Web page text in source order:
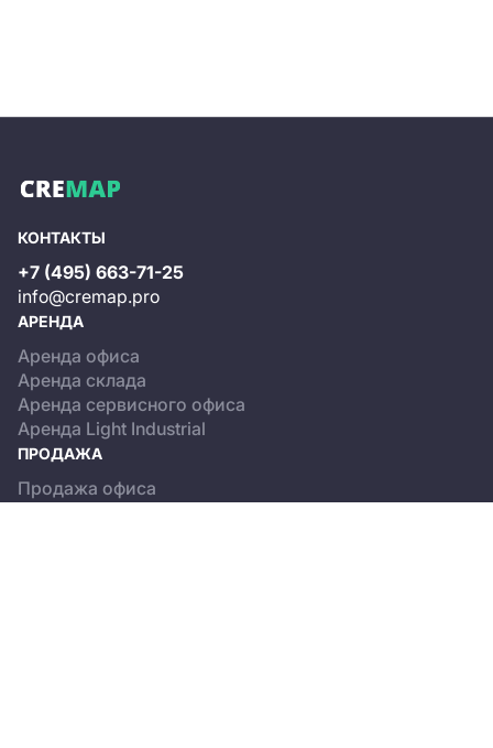
КОНТАКТЫ
+7 (495) 663-71-25
info@cremap.pro
АРЕНДА
Аренда офиса
Аренда склада
Аренда сервисного офиса
Аренда Light Industrial
ПРОДАЖА
Продажа офиса